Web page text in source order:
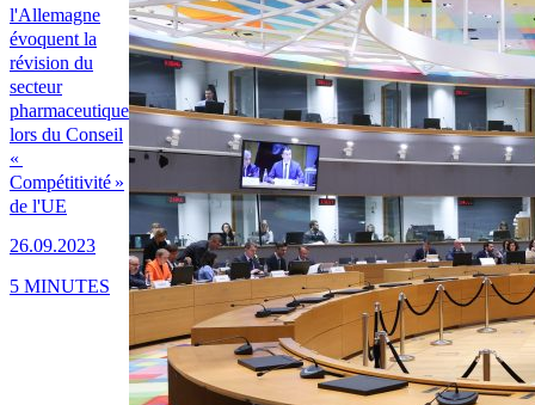
l'Allemagne
évoquent la
révision du
secteur
pharmaceutique
lors du Conseil
«
Compétitivité »
de l'UE
26.09.2023
5 MINUTES